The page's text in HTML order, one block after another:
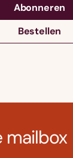
Abonneren
Bestellen
mailbox